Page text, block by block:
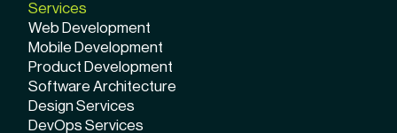
Services
Web Development
Mobile Development
Product Development
Software Architecture
Design Services
DevOps Services